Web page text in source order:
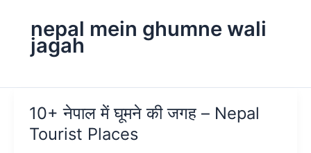
nepal mein ghumne wali
jagah
10+ नेपाल में घूमने की जगह – Nepal
Tourist Places